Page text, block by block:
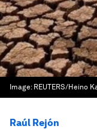
Image: REUTERS/Heino
Raúl Rejón